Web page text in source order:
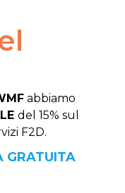
abbiamo
del 15% sul
F2D.
GRATUITA